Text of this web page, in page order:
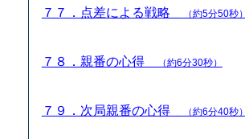
７７．点差による戦略 （約5分50秒）
７８．親番の心得 （約6分30秒）
７９．次局親番の心得 （約6分40秒）